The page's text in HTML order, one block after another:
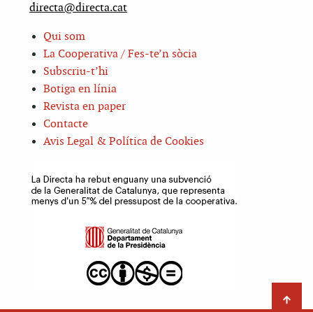
directa@directa.cat
Qui som
La Cooperativa / Fes-te’n sòcia
Subscriu-t’hi
Botiga en línia
Revista en paper
Contacte
Avis Legal & Política de Cookies